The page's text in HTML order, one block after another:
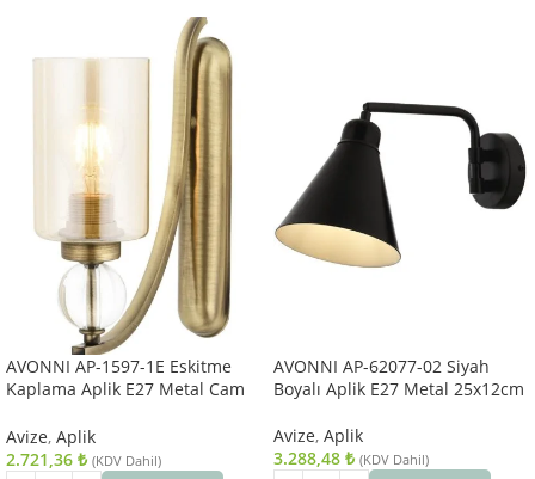
AVONNI AP-1597-1E Eskitme
Kaplama Aplik E27 Metal Cam
Avize, Aplik
2.721,36 ₺ (KDV Dahil)
AVONNI AP-62077-02 Siyah
Boyalı Aplik E27 Metal 25x12cm
Avize, Aplik
3.288,48 ₺ (KDV Dahil)